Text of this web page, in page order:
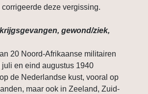
corrigeerde deze vergissing.
gewond/ziek,
20 Noord-Afrikaanse militairen
juli en eind augustus 1940
de Nederlandse kust, vooral op
maar ook in Zeeland, Zuid-